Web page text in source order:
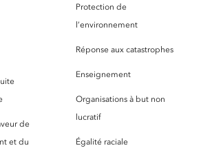
de
et du
Protection de
l’environnement
Réponse aux catastrophes
Enseignement
Organisations à but non
lucratif
Égalité raciale